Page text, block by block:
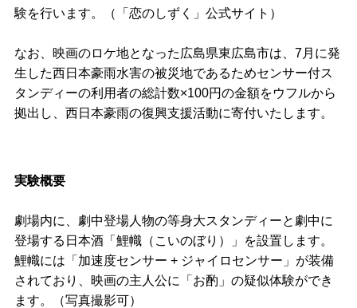
験を行います。（「恋のしずく」公式サイト）
なお、映画のロケ地となった広島県東広島市は、7月に発
生した西日本豪雨水害の被災地であるためセンサー付ス
タンディーの利用者の総計数×100円の金額をウフルから
拠出し、西日本豪雨の復興支援活動に寄付いたします。
実験概要
劇場内に、劇中登場人物の等身大スタンディーと劇中に
登場する日本酒「鯉幟（こいのぼり）」を設置します。
鯉幟には「加速度センサー + ジャイロセンサー」が装備
されており、映画の主人公に「お酌」の疑似体験ができ
ます。（写真撮影可）